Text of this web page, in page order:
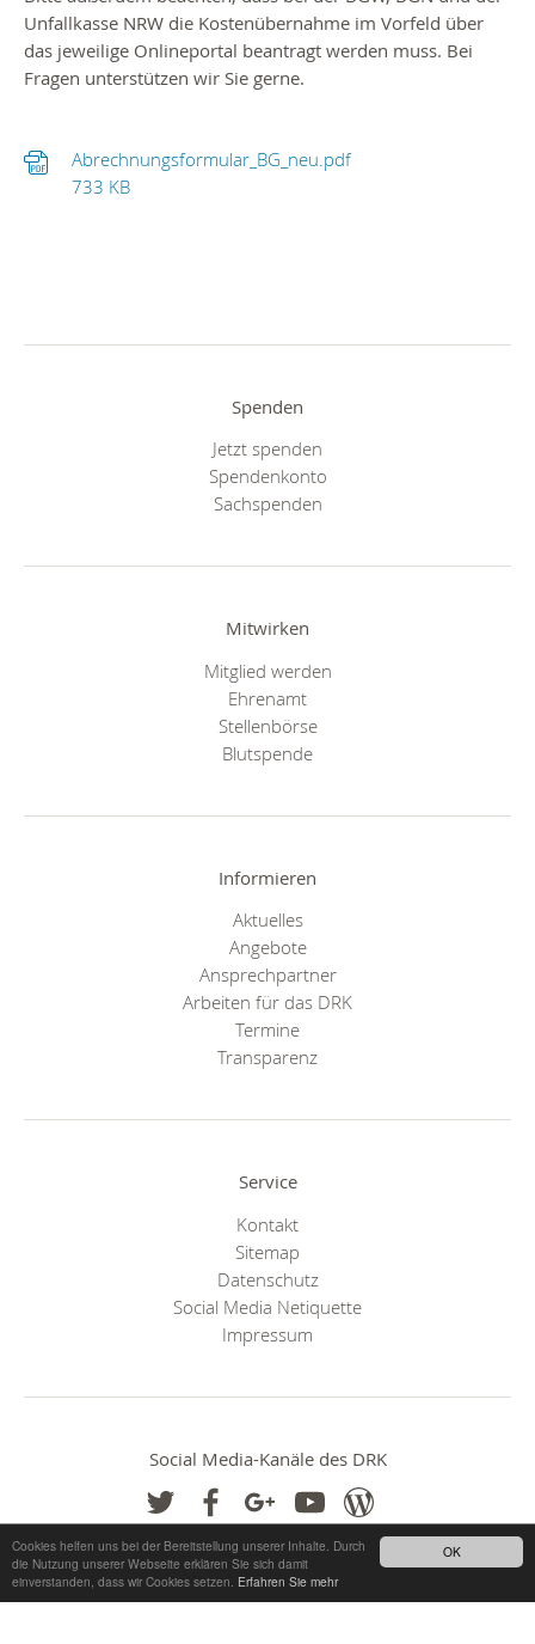
OK
Cookies helfen uns bei der Bereitstellung unserer Inhalte. Durch
die Nutzung unserer Webseite erklären Sie sich damit
einverstanden, dass wir Cookies setzen. Erfahren Sie mehr
Unfallkasse NRW die Kostenübernahme im Vorfeld über
das jeweilige Onlineportal beantragt werden muss. Bei
Fragen unterstützen wir Sie gerne.
Abrechnungsformular_BG_neu.pdf
733 KB
Spenden
Jetzt spenden
Spendenkonto
Sachspenden
Mitwirken
Mitglied werden
Ehrenamt
Stellenbörse
Blutspende
Informieren
Aktuelles
Angebote
Ansprechpartner
Arbeiten für das DRK
Termine
Transparenz
Service
Kontakt
Sitemap
Datenschutz
Social Media Netiquette
Impressum
Social Media-Kanäle des DRK